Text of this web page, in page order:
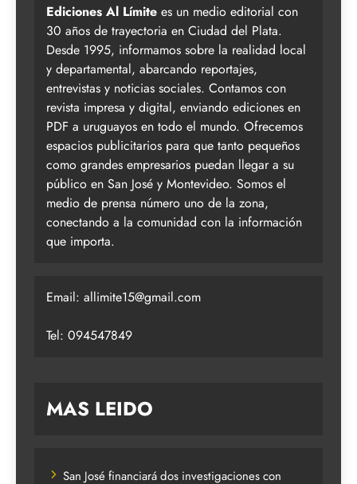
Ediciones Al Límite es un medio editorial con
30 años de trayectoria en Ciudad del Plata.
Desde 1995, informamos sobre la realidad local
y departamental, abarcando reportajes,
entrevistas y noticias sociales. Contamos con
revista impresa y digital, enviando ediciones en
PDF a uruguayos en todo el mundo. Ofrecemos
espacios publicitarios para que tanto pequeños
como grandes empresarios puedan llegar a su
público en San José y Montevideo. Somos el
medio de prensa número uno de la zona,
conectando a la comunidad con la información
que importa.
Email: allimite15@gmail.com
Tel: 094547849
MAS LEIDO
San José financiará dos investigaciones con